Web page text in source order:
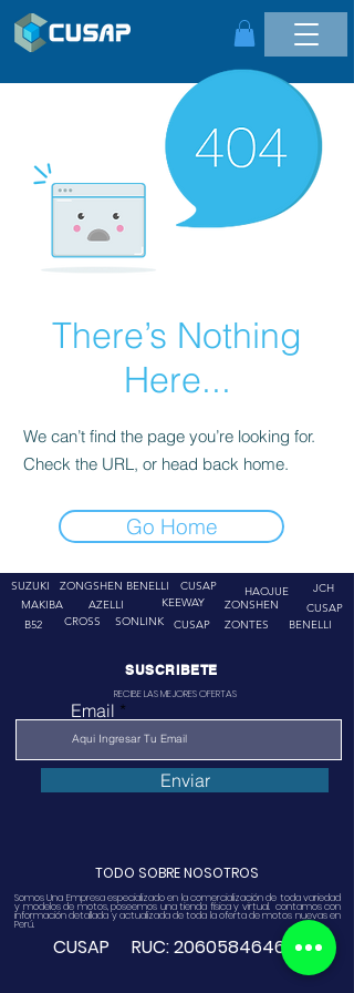
There’s Nothing
Here...
We can’t find the page you’re looking for.
Check the URL, or head back home.
Go Home
SUZUKI
ZONGSHEN
MAKIBA
AZELLI
BENELLI
CUSAP
KEEWAY
B52
CROSS SONLINK CUSAP
HAOJUE
JCH
ZONSHEN
ZONTES
CUSAP
BENELLI
SUSCRIBETE
RECIBE LAS MEJORES OFERTAS
Email
Enviar
TODO SOBRE NOSOTROS
Somos Una Empresa especializado en la comercialización de toda variedad
y modelos de motos, poseemos una tienda física y virtual. contamos con
información detallada y actualizada de toda la oferta de motos nuevas en
Perú.
CUSAP RUC:20605846468